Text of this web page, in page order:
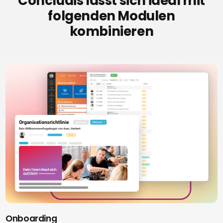
folgenden Modulen
kombinieren
Onboarding